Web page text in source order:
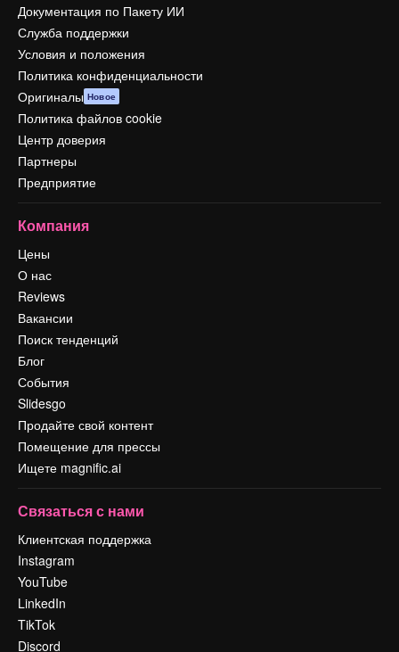
Документация по Пакету ИИ
Служба поддержки
Условия и положения
Политика конфиденциальности
Оригиналы Новое
Политика файлов cookie
Центр доверия
Партнеры
Предприятие
Компания
Цены
О нас
Reviews
Вакансии
Поиск тенденций
Блог
События
Slidesgo
Продайте свой контент
Помещение для прессы
Ищете magnific.ai
Связаться с нами
Клиентская поддержка
Instagram
YouTube
LinkedIn
TikTok
Discord